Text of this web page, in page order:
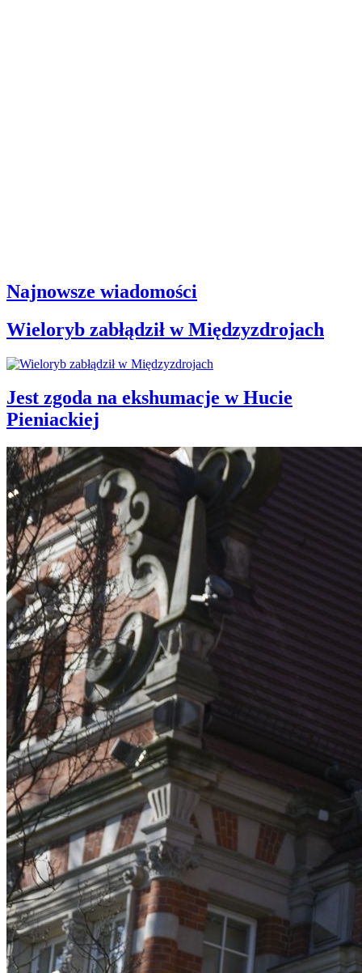
Najnowsze wiadomości
Wieloryb zabłądził w Międzyzdrojach
Jest zgoda na ekshumacje w Hucie
Pieniackiej